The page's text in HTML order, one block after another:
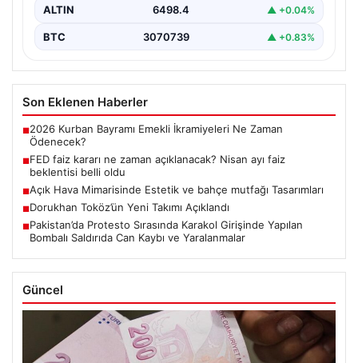
ALTIN 6498.4 ▲ +0.04%
BTC 3070739 ▲ +0.83%
Son Eklenen Haberler
■2026 Kurban Bayramı Emekli İkramiyeleri Ne Zaman
Ödenecek?
■FED faiz kararı ne zaman açıklanacak? Nisan ayı faiz
beklentisi belli oldu
■Açık Hava Mimarisinde Estetik ve bahçe mutfağı Tasarımları
■Dorukhan Toköz’ün Yeni Takımı Açıklandı
■Pakistan’da Protesto Sırasında Karakol Girişinde Yapılan
Bombalı Saldırıda Can Kaybı ve Yaralanmalar
Güncel